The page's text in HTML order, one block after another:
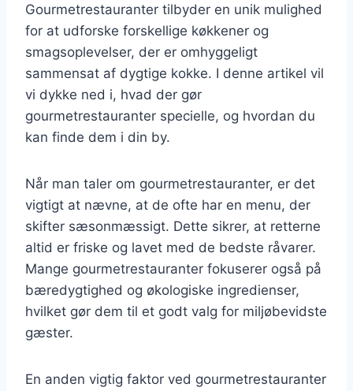
Gourmetrestauranter tilbyder en unik mulighed
for at udforske forskellige køkkener og
smagsoplevelser, der er omhyggeligt
sammensat af dygtige kokke. I denne artikel vil
vi dykke ned i, hvad der gør
gourmetrestauranter specielle, og hvordan du
kan finde dem i din by.
Når man taler om gourmetrestauranter, er det
vigtigt at nævne, at de ofte har en menu, der
skifter sæsonmæssigt. Dette sikrer, at retterne
altid er friske og lavet med de bedste råvarer.
Mange gourmetrestauranter fokuserer også på
bæredygtighed og økologiske ingredienser,
hvilket gør dem til et godt valg for miljøbevidste
gæster.
En anden vigtig faktor ved gourmetrestauranter